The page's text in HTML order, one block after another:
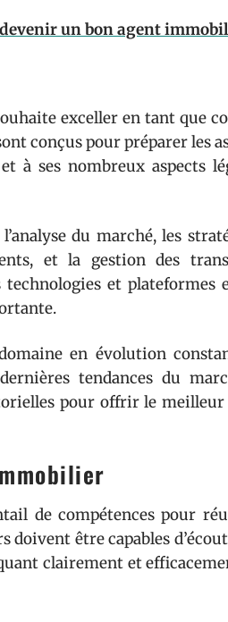
un bon agent
exceller en tant que
conçus pour préparer les
à ses nombreux aspects
du marché, les
et la gestion des
et plateformes
en évolution
tendances du
pour offrir le meilleur
de compétences pour
être capables
clairement et